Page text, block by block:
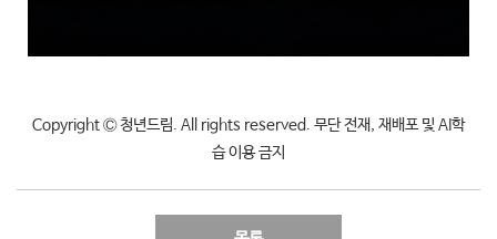
Copyright Ⓒ 청년드림. All rights reserved. 무단 전재, 재배포 및 AI학
습 이용 금지